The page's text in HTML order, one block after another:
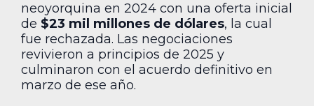
neoyorquina en 2024 con una oferta inicial
de $23 mil millones de dólares, la cual
fue rechazada. Las negociaciones
revivieron a principios de 2025 y
culminaron con el acuerdo definitivo en
marzo de ese año.